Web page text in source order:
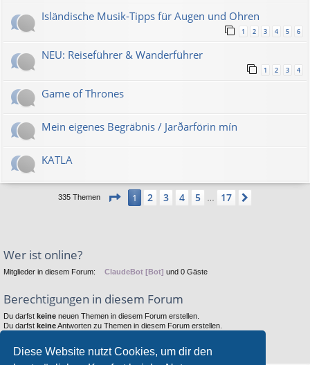
Diese Website nutzt Cookies, um dir den
Isländische Musik-Tipps für Augen und Ohren
1 2 3 4 5 6
NEU: Reiseführer & Wanderführer
1 2 3 4
Game of Thrones
Mein eigenes Begräbnis / Jarðarförin mín
KATLA
335 Themen Seite 1 von 17
1 2 3 4 5 17
Wer ist online?
Mitglieder in diesem Forum: ClaudeBot [Bot] und 0 Gäste
Berechtigungen in diesem Forum
Du darfst keine neuen Themen in diesem Forum erstellen.
Du darfst keineAntworten zu Themen in diesem Forum erstellen.
Du darfstkeineDateianhänge in diesem Forum erstellen.